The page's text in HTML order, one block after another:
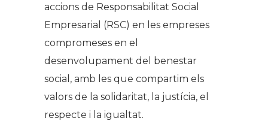
accions de Responsabilitat Social
Empresarial (RSC) en les empreses
compromeses en el
desenvolupament del benestar
social, amb les que compartim els
valors de la solidaritat, la justícia, el
respecte i la igualtat.